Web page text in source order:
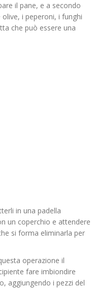
il pane, e a secondo
i peperoni, i funghi
che può essere una
in una padella
un coperchio e attendere
si forma eliminarla per
operazione il
fare imbiondire
aggiungendo i pezzi del